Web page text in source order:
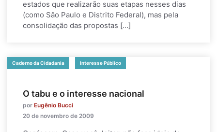
estados que realizarão suas etapas nesses dias
(como São Paulo e Distrito Federal), mas pela
consolidação das propostas […]
Caderno da Cidadania Interesse Público
O tabu e o interesse nacional
por Eugênio Bucci
20 de novembro de 2009